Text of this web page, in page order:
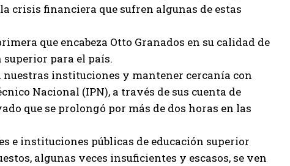
crisis financiera que sufren algunas de estas
que encabeza Otto Granados en su calidad de
superior para el país.
instituciones y mantener cercanía con
Nacional (IPN), a través de sus cuenta de
que se prolongó por más de dos horas en las
e instituciones públicas de educación superior
algunas veces insuficientes y escasos, se ven